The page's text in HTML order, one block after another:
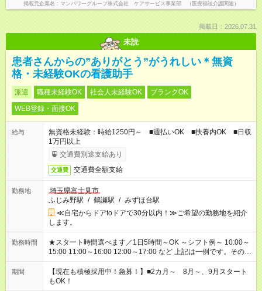
掲載元企業名 マンパワーグループ株式会社 ケアサービス事業部 （医療福祉介護関連）
掲載日：2026.07.31
未読
患者さんからの”ありがとう”がうれしい＊無資
格・未経験OKの看護助手
派遣 職種未経験OK 社会人未経験OK
ブランクOK
WEB登録・面接OK
給与
無資格未経験：時給1250円～ ■週払いOK ■扶養内OK ■日収
1万円以上
交通費別途支給あり
交通費 交通費全額支給
勤務地
埼玉県富士見市
ふじみ野駅 / 鶴瀬駅 / みずほ台駅
≪自宅からドアtoドアで30分以内！≫ご希望の勤務地を紹介
します。
勤務時間
★スタート時間選べます／1日5時間～OK ～シフト例～ 10:00～
15:00 11:00～16:00 12:00～17:00 など 上記は一例です。その他
シフトもご相談ください。 ※Wワークの場合当社と合わせて法
定労働時間が週40時間を超えなければOKです。
期間
【現在も積極採用中！急募！】■2カ月～ 8月～、9月スタート
もOK！